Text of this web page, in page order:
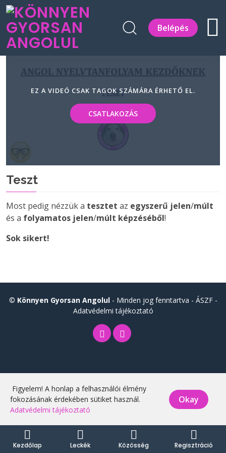
Belépés
EZ A VIDEÓ CSAK TAGOK SZÁMÁRA ÉRHETŐ EL.
CSATLAKOZÁS
Teszt
Most pedig nézzük a tesztet az egyszerű jelen/múlt
és a folyamatos jelen/múlt képzéséből!
Sok sikert!
© Könnyen Gyorsan Angolul- Minden jog fenntartva - ÁSZF-
Adatvédelmi tájékoztató
Figyelem! A honlap a felhasználói élmény
fokozásának érdekében sütiket használ.
Adatvédelmi tájékoztató
Okay
Kezdőlap Leckék Közösség Regisztráció